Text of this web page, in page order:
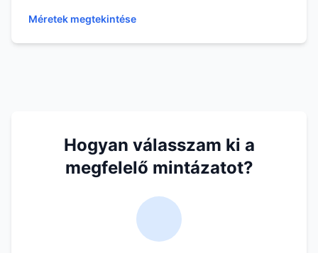
Méretek megtekintése
Hogyan válasszam ki a
megfelelő mintázatot?